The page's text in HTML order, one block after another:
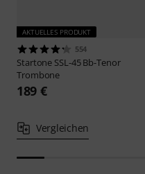
AKTUELLES PRODUKT
554
Startone SSL-45 Bb-Tenor
Trombone
189 €
Vergleichen